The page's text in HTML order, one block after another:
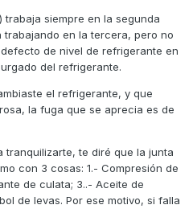
trabaja siempre en la segunda
en la tercera, pero no
de nivel de refrigerante en
del refrigerante.
el refrigerante, y que
la fuga que se aprecia es de
tranquilizarte, te diré que la junta
con 3 cosas: 1.- Compresión de
de culata; 3..- Aceite de
de levas. Por ese motivo, si falla